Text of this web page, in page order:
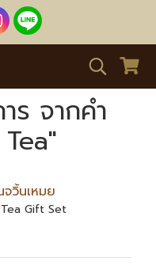
ร จากคำ
วิ้นเหมย
Tea Gift Set